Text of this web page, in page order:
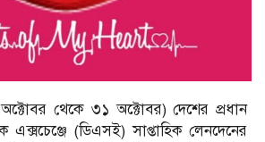
অক্টোবর থেকে ৩১ অক্টোবর) দেশের প্রধান
এক্সচেঞ্জে (ডিএসই) সাপ্তাহিক লেনদেনের